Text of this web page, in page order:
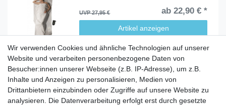
UVP 27,95 € ab 22,90 € *
Artikel anzeigen
Wir verwenden Cookies und ähnliche Technologien auf unserer
Website und verarbeiten personenbezogene Daten von
Besucher:innen unserer Webseite (z.B. IP-Adresse), um z.B.
Inhalte und Anzeigen zu personalisieren, Medien von
Drittanbietern einzubinden oder Zugriffe auf unsere Website zu
analysieren. Die Datenverarbeitung erfolgt erst durch gesetzte
Service
Zahlungarten